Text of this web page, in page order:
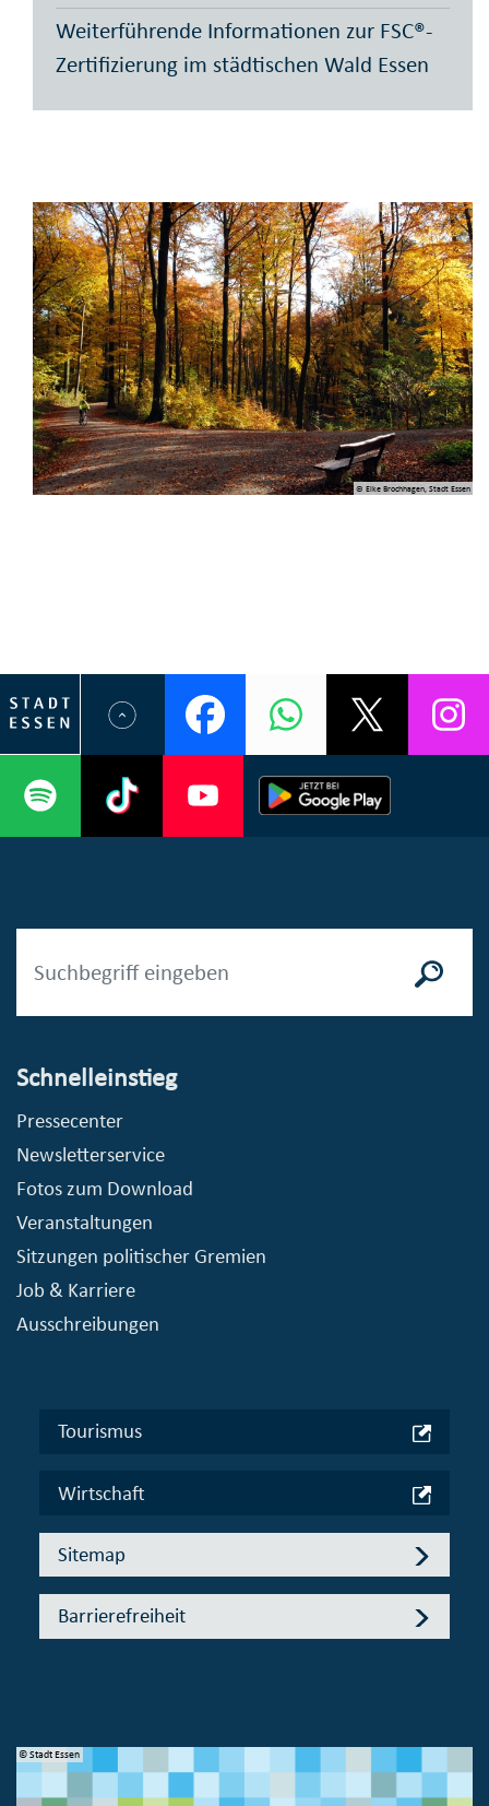
Weiterführende Informationen zur FSC®-
Zertifizierung im städtischen Wald Essen
© Elke Brochhagen, Stadt Essen
Schnelleinstieg
Pressecenter
Newsletterservice
Fotos zum Download
Veranstaltungen
Sitzungen politischer Gremien
Job & Karriere
Ausschreibungen
Tourismus
Wirtschaft
Sitemap
Barrierefreiheit
© Stadt Essen